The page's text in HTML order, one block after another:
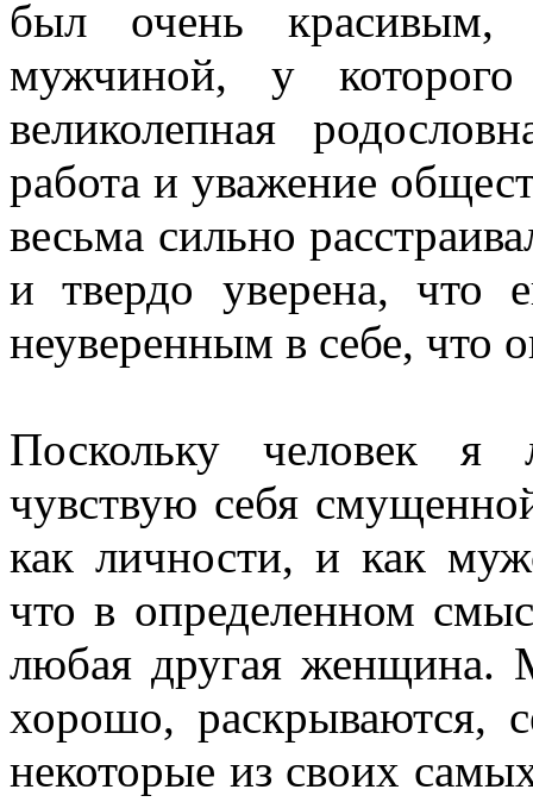
был очень
мужчиной, у
великолепная
работа и уважение
весьма сильно
и твердо уверена, что
неуверенным в себе, что
Поскольку человек
чувствую себя
как личности, и как
что в определенном
любая другая женщина.
хорошо, раскрываются,
некоторые из своих